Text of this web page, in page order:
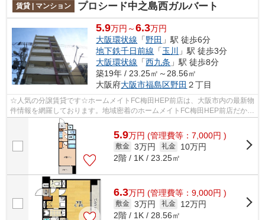
賃貸 | マンション プロシード中之島西ガルバート
5.9万円～6.3万円
大阪環状線 「野田 」駅 徒歩6分
地下鉄千日前線 「玉川
」駅 徒歩3分
大阪環状線 「西九条 」駅 徒歩8分
築19年 / 23.25㎡～28.56㎡
大阪府大阪市福島区野田 ２丁目
☆人気の分譲賃貸です☆ホームメイトFC梅田HEP前店は、大阪市内の最新物
件情報を網羅しております。地域密着のホームメイトFC梅田HEP前店だから
できるお部屋探し品質であなたの理想のお...
5.9万円 (管理費等：7,000円 )
敷金 3万円 礼金
10万円
2階 / 1K / 23.25㎡
6.3万円 (管理費等：9,000円 )
敷金 3万円 礼金
12万円
2階 / 1K / 28.56㎡